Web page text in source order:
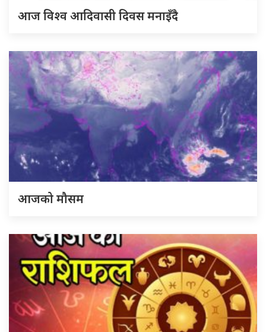
आज विश्व आदिवासी दिवस मनाइँदै
आजको मौसम